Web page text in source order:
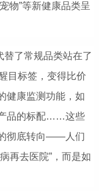
物”等新健康品类呈
替了常规品类站在了
目标签，变得比价
健康监测功能，如
品的标配……这些
彻底转向——人们
再去医院”，而是如